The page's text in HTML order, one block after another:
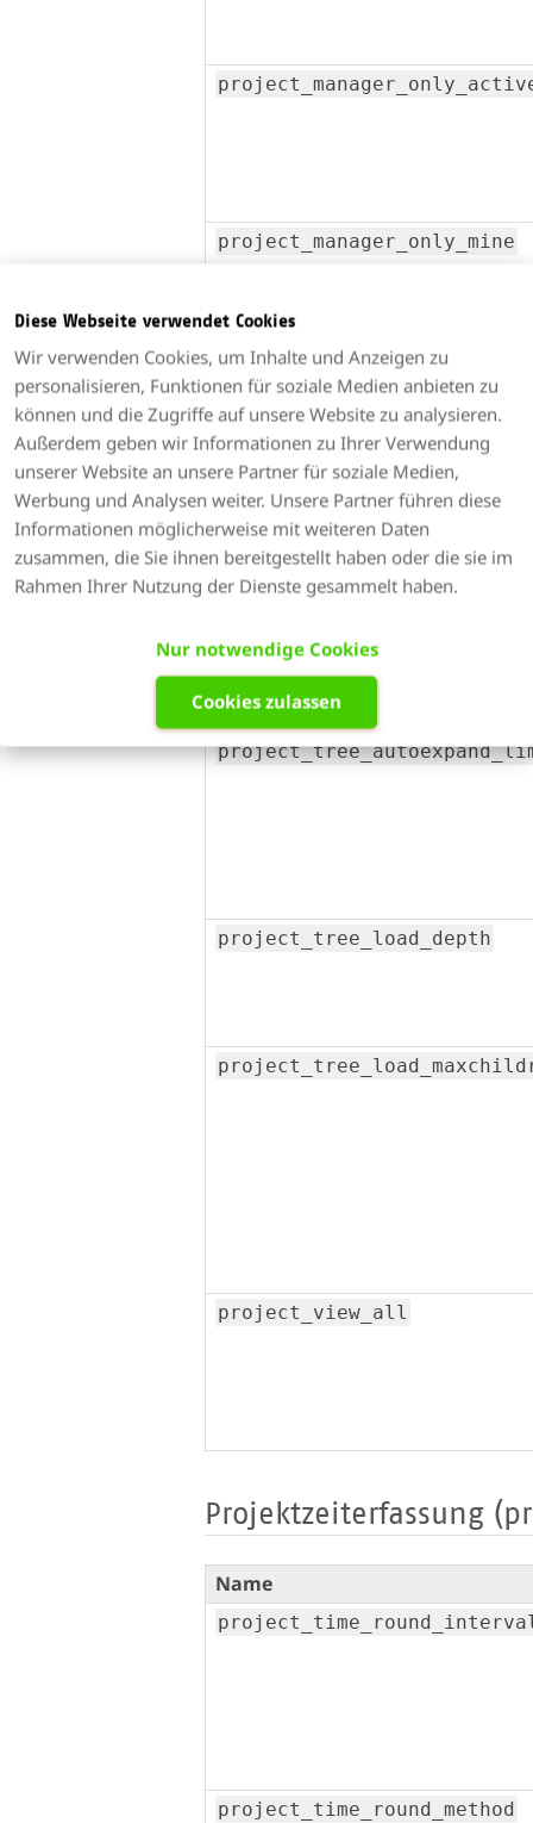
Diese Webseite verwendet Cookies
Wir verwenden Cookies, um Inhalte und Anzeigen zu
personalisieren, Funktionen für soziale Medien anbieten zu
können und die Zugriffe auf unsere Website zu analysieren.
Außerdem geben wir Informationen zu Ihrer Verwendung
unserer Website an unsere Partner für soziale Medien,
Werbung und Analysen weiter. Unsere Partner führen diese
Informationen möglicherweise mit weiteren Daten
zusammen, die Sie ihnen bereitgestellt haben oder die sie im
Rahmen Ihrer Nutzung der Dienste gesammelt haben.
Nur notwendige Cookies
Cookies zulassen
project_manager_only_mine
project_recent_count
project_root_id
project_tree_load_depth
project_view_all
Projektzeiterfassung
Name
project_time_round_method